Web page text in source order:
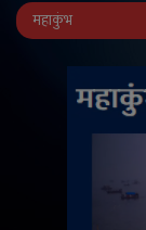
महाकुंभ